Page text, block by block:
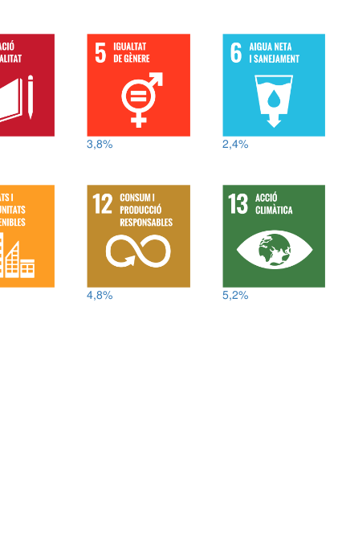
3,8% 2,4%
4,8% 5,2%